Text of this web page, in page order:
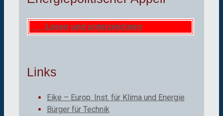
Lesen und unterzeichnen
Links
Eike – Europ. Inst. für Klima und Energie
Bürger für Technik